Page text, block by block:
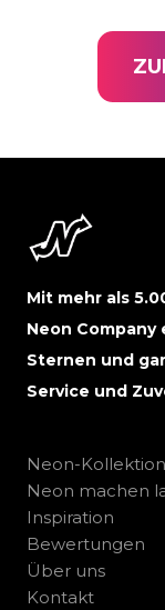
Mit mehr als
Neon
Sternen und
Service und
Neon-Kollektion
Neon machen
Inspiration
Bewertungen
Über uns
Kontakt